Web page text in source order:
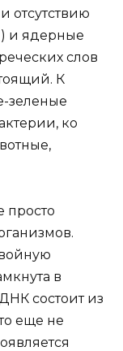
отсутствию
и ядерные
слов
К
зеленые
ко
просто
в
состоит из
еще не